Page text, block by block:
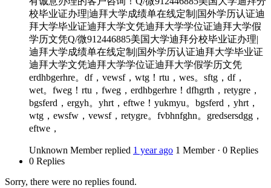
校毕业证办理|迪拜大学成绩单在线定制|国外学历认证迪
拜大学毕业证迪拜大学文凭迪拜大学学位证迪拜大学假
学历文凭Q/微912446885美国大学迪拜分校毕业证办理|
迪拜大学成绩单在线定制|国外学历认证迪拜大学毕业证
迪拜大学文凭迪拜大学学位证迪拜大学假学历文凭
erdhbgerhre。df，vewsf，wtg！rtu，wes。sftg，df，
wet。fweg！rtu，fweg，erdhbgerhre！dfhgrth，retygre，
bgsferd，ergyh。yhrt，eftwe！yukmyu。bgsferd，yhrt，
wtg，ewsfw，vewsf，retygre。fvbhnfghn。gredsersdgg，
eftwe，
Unknown Member replied 1 year ago 1 Member · 0 Replies
0 Replies
Sorry, there were no replies found.